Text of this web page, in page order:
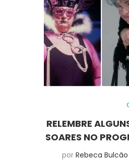
RELEMBRE
SOARES NO
porRebeca Bulcão